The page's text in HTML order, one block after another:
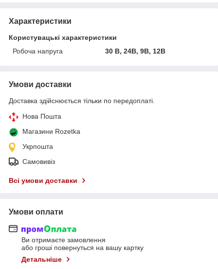
Характеристики
Користувацькі характеристики
Робоча напруга
30 В, 24В, 9В, 12В
Умови доставки
Доставка здійснюється тільки по передоплаті.
Нова Пошта
Магазини Rozetka
Укрпошта
Самовивіз
Всі умови доставки
Умови оплати
Ви отримаєте замовлення
або гроші повернуться на вашу картку
Детальніше